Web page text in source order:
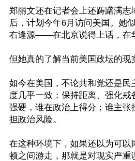
郑丽文还在记者会上还踌躇满志
后，计划今年6月访问美国。她
右逢源——在北京说得上话，在
但她真的了解当前美国政坛的现
如今在美国，不论共和党还是民
度几乎一致：保持距离、强化戒
强硬，谁在政治上得分；谁主张
担政治风险。
在这种环境下，如果还以为可以
顿之间游走，那就是对现实严重